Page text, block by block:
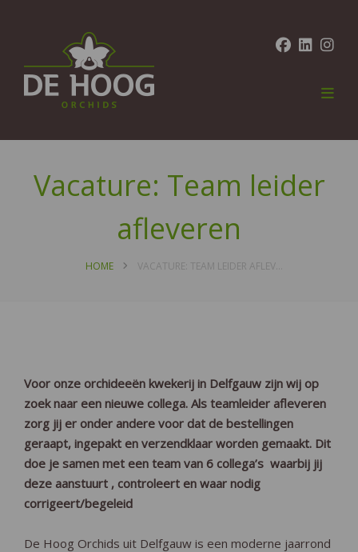
Vacature: Team leider
afleveren
HOME VACATURE: TEAM LEIDER AFLEVEREN
Voor onze orchideeën kwekerij in Delfgauw zijn wij op
zoek naar een nieuwe collega. Als teamleider afleveren
zorg jij er onder andere voor dat de bestellingen
geraapt, ingepakt en verzendklaar worden gemaakt. Dit
doe je samen met een team van 6 collega’s waarbij jij
deze aanstuurt , controleert en waar nodig
corrigeert/begeleid
De Hoog Orchids uit Delfgauw is een moderne jaarrond